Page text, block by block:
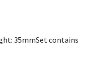
35mmSet contains